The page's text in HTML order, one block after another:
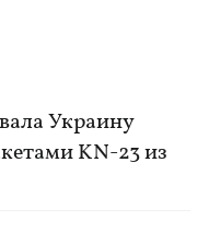
Украину
KN-23 из